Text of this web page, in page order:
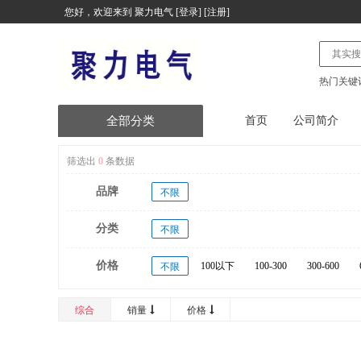
您好，欢迎来到 聚力电气 [登录] [注册]
热门关键
首页 公司简介
全部分类
电气设备
电子产品
台式计算机及配件
办公/设备/电气/其他
便携式计算机及配件
筛选出 0 条数据
品牌 不限
分类 不限
价格 不限 100以下 100-300 300-600
综合
销量 价格